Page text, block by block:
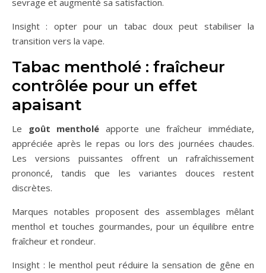
sevrage et augmenté sa satisfaction.
Insight : opter pour un tabac doux peut stabiliser la
transition vers la vape.
Tabac mentholé : fraîcheur
contrôlée pour un effet
apaisant
Le goût mentholé apporte une fraîcheur immédiate,
appréciée après le repas ou lors des journées chaudes.
Les versions puissantes offrent un rafraîchissement
prononcé, tandis que les variantes douces restent
discrètes.
Marques notables proposent des assemblages mêlant
menthol et touches gourmandes, pour un équilibre entre
fraîcheur et rondeur.
Insight : le menthol peut réduire la sensation de gêne en